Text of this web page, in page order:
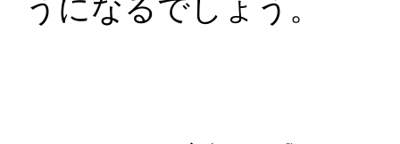
うになるでしょう。